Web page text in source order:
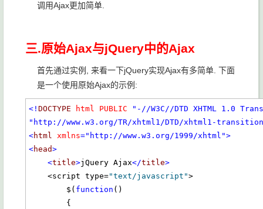
调用Ajax更加简单.
三.原始Ajax与jQuery中的Ajax
首先通过实例, 来看一下jQuery实现Ajax有多简单. 下面
是一个使用原始Ajax的示例:
<! DOCTYPE html PUBLIC
"-//W3C//DTD XHTML 1.0
"http://www.w3.org/TR/xhtml1/DTD/xhtml1-
<html xmlns="http://www.w3.org/1999/xhtml">
<head>
<title>jQuery Ajax</title>
    <script type=
"text/javascript">
        $(
function ()